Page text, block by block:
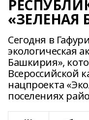
Сегодня в
экологическая
Башкирия»,
Всероссийской
нацпроекта
поселениях